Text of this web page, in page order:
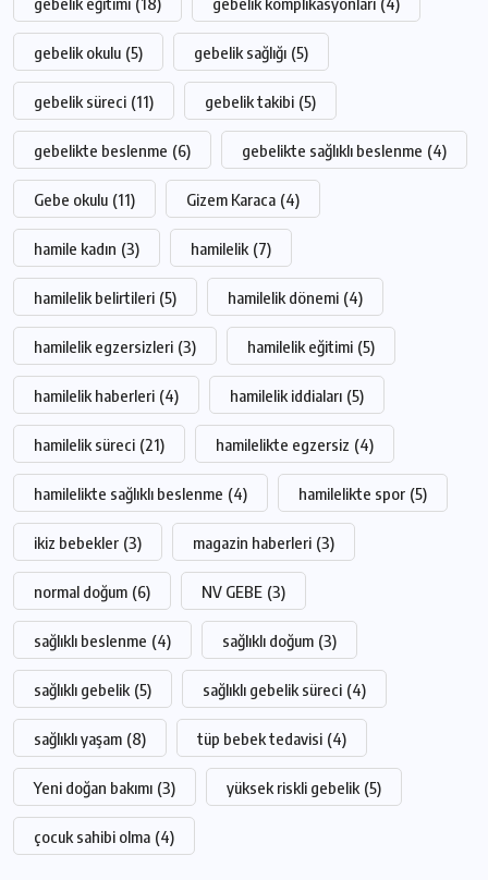
gebelik okulu (5) gebelik sağlığı (5)
gebelik süreci (11) gebelik takibi (5)
gebelikte beslenme (6) gebelikte sağlıklı beslenme (4)
Gebe okulu (11) Gizem Karaca (4)
hamile kadın (3) hamilelik (7)
hamilelik belirtileri (5) hamilelik dönemi (4)
hamilelik egzersizleri (3) hamilelik eğitimi (5)
hamilelik haberleri (4) hamilelik iddiaları (5)
hamilelik süreci (21) hamilelikte egzersiz (4)
hamilelikte sağlıklı beslenme (4) hamilelikte spor (5)
ikiz bebekler (3) magazin haberleri (3)
normal doğum (6) NV GEBE (3)
sağlıklı beslenme (4) sağlıklı doğum (3)
sağlıklı gebelik (5) sağlıklı gebelik süreci (4)
sağlıklı yaşam (8) tüp bebek tedavisi (4)
Yeni doğan bakımı (3) yüksek riskli gebelik (5)
çocuk sahibi olma (4)